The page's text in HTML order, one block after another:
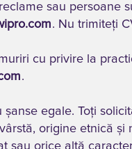
sau persoane
. Nu trimiteți
cu privire la
.
egale. Toți
origine etnică
sau orice altă